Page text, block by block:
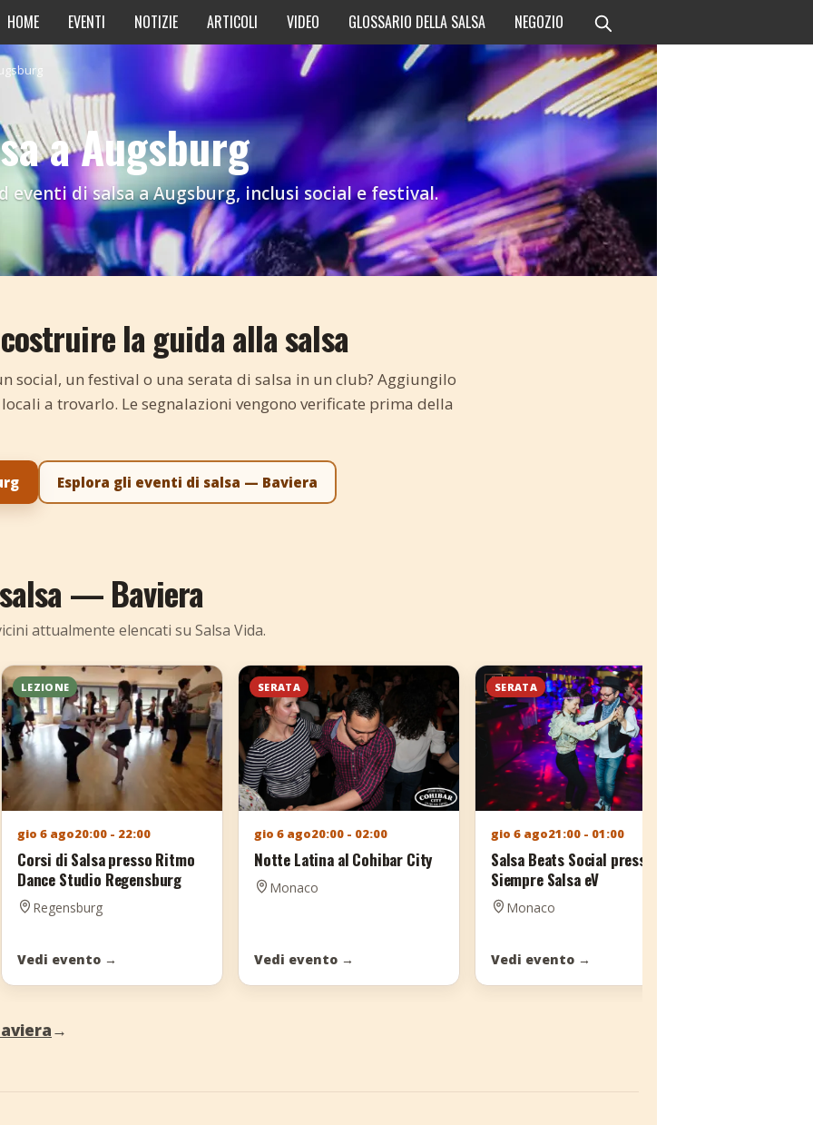
HOME EVENTI NOTIZIE ARTICOLI VIDEO GLOSSARIO DELLA SALSA NEGOZIO
a Augsburg
eventi di salsa a Augsburg, inclusi social e festival.
la guida alla salsa
social, un festival o una serata di salsa in un club? Aggiungilo
a trovarlo. Le segnalazioni vengono verificate prima della
Esplora gli eventi di salsa — Baviera
— Baviera
attualmente elencati su Salsa Vida.
LEZIONE
gio 6 ago20:00 - 22:00
Corsi di Salsa presso Ritmo
Dance Studio Regensburg
Regensburg
Vedi evento →
SERATA
gio 6 ago20:00 - 02:00
Notte Latina al Cohibar City
Monaco
Vedi evento →
SERATA
gio 6 ago21:00 - 01:00
Salsa Beats Social presso
Siempre Salsa eV
Monaco
Vedi evento →
→